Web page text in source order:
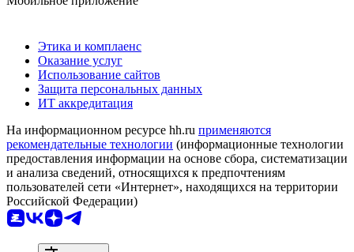
Этика и комплаенс
Оказание услуг
Использование сайтов
Защита персональных данных
ИТ аккредитация
На информационном ресурсе hh.ru применяются
рекомендательные технологии (информационные технологии
предоставления информации на основе сбора, систематизации
и анализа сведений, относящихся к предпочтениям
пользователей сети «Интернет», находящихся на территории
Российской Федерации)